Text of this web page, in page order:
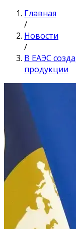
Главная
/
Новости
/
В ЕАЭС
продукции